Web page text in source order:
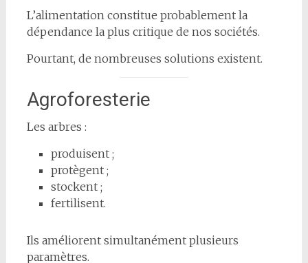
L’alimentation constitue probablement la
dépendance la plus critique de nos sociétés.
Pourtant, de nombreuses solutions existent.
Agroforesterie
Les arbres :
produisent ;
protègent ;
stockent ;
fertilisent.
Ils améliorent simultanément plusieurs
paramètres.